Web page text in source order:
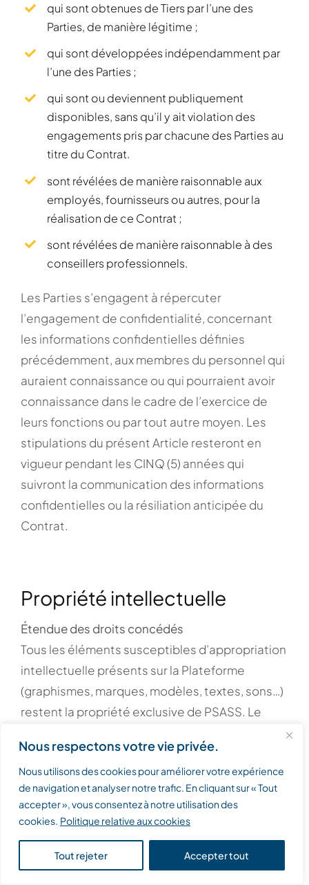
Nous respectons votre vie privée.
Nous utilisons des cookies pour améliorer votre expérience
de navigation et analyser notre trafic. En cliquant sur « Tout
accepter », vous consentez à notre utilisation des
cookies. Politique relative aux cookies
Tout rejeter Accepter tout
qui sont obtenues de Tiers par l’une des
Parties, de manière légitime ;
qui sont développées indépendamment par
l’une des Parties ;
qui sont ou deviennent publiquement
disponibles, sans qu’il y ait violation des
engagements pris par chacune des Parties au
titre du Contrat.
sont révélées de manière raisonnable aux
employés, fournisseurs ou autres, pour la
réalisation de ce Contrat ;
sont révélées de manière raisonnable à des
conseillers professionnels.
Les Parties s’engagent à répercuter
l’engagement de confidentialité, concernant
les informations confidentielles définies
précédemment, aux membres du personnel qui
auraient connaissance ou qui pourraient avoir
connaissance dans le cadre de l’exercice de
leurs fonctions ou par tout autre moyen. Les
stipulations du présent Article resteront en
vigueur pendant les CINQ (5) années qui
suivront la communication des informations
confidentielles ou la résiliation anticipée du
Contrat.
Propriété intellectuelle
Étendue des droits concédés
Tous les éléments susceptibles d’appropriation
intellectuelle présents sur la Plateforme
(graphismes, marques, modèles, textes, sons…)
restent la propriété exclusive de PSASS. Le
comme cédant ou concédant un quelconque
droit de propriété intellectuelle, à l’exception
de la licence d’usage de la Plateforme
nécessaire à l’accès aux fonctionnalités. Toute
éléments, sans autorisation écrite préalable de